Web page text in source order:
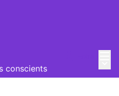
conscients